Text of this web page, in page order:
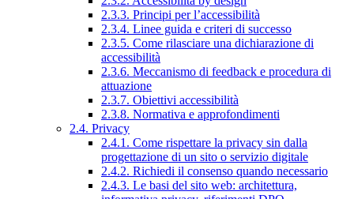
2.3.3. Principi per l’accessibilità
2.3.4. Linee guida e criteri di successo
2.3.5. Come rilasciare una dichiarazione di
accessibilità
2.3.6. Meccanismo di feedback e procedura di
attuazione
2.3.7. Obiettivi accessibilità
2.3.8. Normativa e approfondimenti
2.4. Privacy
2.4.1. Come rispettare la privacy sin dalla
progettazione di un sito o servizio digitale
2.4.2. Richiedi il consenso quando necessario
2.4.3. Le basi del sito web: architettura,